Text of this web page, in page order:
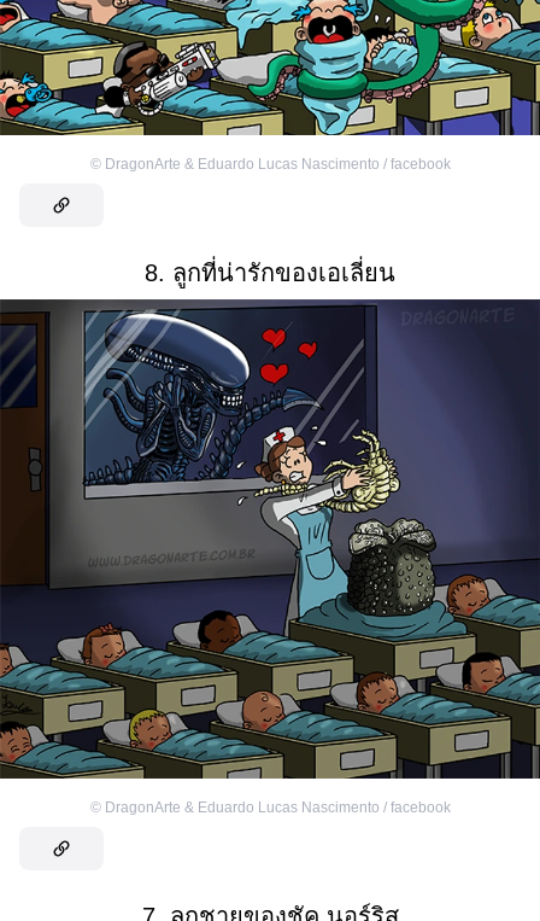
© DragonArte & Eduardo Lucas Nascimento / facebook
8. ลูกที่น่ารักของเอเลี่ยน
© DragonArte & Eduardo Lucas Nascimento / facebook